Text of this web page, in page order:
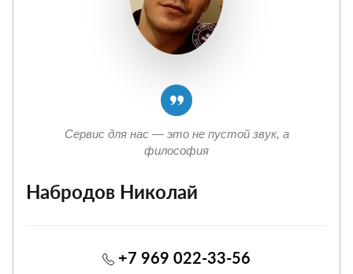
Набродов Николай
+7 969 022-33-56
Сервис для нас — это не пустой звук, а
философия